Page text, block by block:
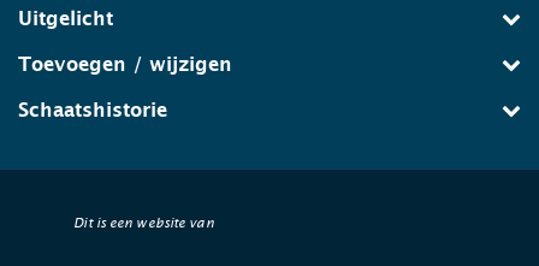
Uitgelicht
Toevoegen / wijzigen
Schaatshistorie
Dit is een website van